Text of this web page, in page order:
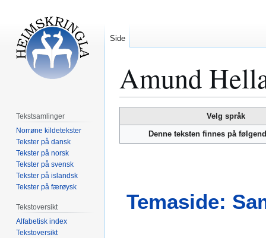
Amund
til
navigering
til
Velg språk
Denne teksten finnes på
Temaside:
Side
Tekstsamlinger
Norrøne kildetekster
Tekster på dansk
Tekster på norsk
Tekster på svensk
Tekster på islandsk
Tekster på færøysk
Tekstoversikt
Alfabetisk index
Tekstoversikt